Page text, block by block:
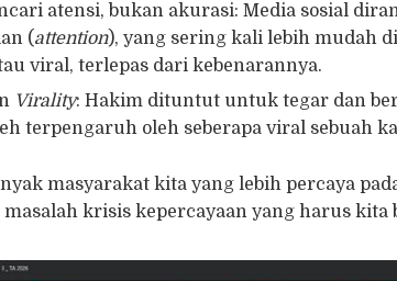
atensi, bukan akurasi: Media sosial
(attention), yang sering kali lebih mudah
viral, terlepas dari kebenarannya.
Virality: Hakim dituntut untuk tegar dan
terpengaruh oleh seberapa viral sebuah
masyarakat kita yang lebih percaya
krisis kepercayaan yang harus kita